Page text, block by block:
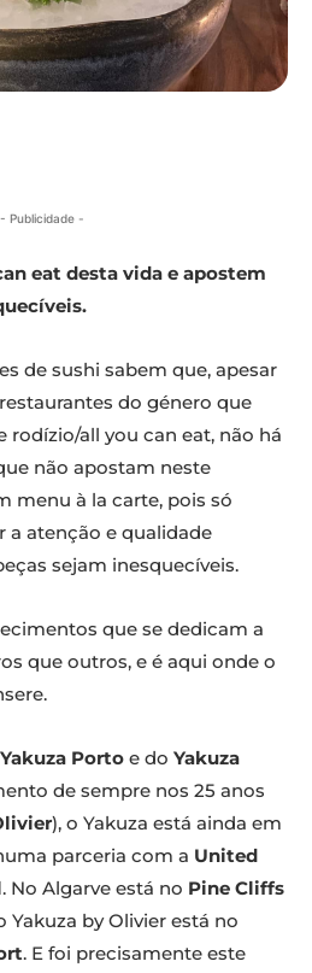
- Publicidade -
eat desta vida e apostem
de sushi sabem que, apesar
do género que
all you can eat, não há
não apostam neste
menu à la carte, pois só
a atenção e qualidade
sejam inesquecíveis.
que se dedicam a
que outros, e é aqui onde o
Yakuza Porto e do Yakuza
de sempre nos 25 anos
), o Yakuza está ainda em
parceria com a United
. No Algarve está no Pine Cliffs
Yakuza by Olivier está no
. E foi precisamente este